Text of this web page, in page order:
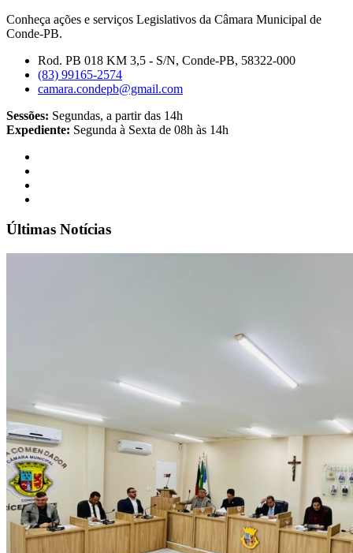
Conheça ações e serviços Legislativos da Câmara Municipal de
Conde-PB.
Rod. PB 018 KM 3,5 - S/N, Conde-PB, 58322-000
(83) 99165-2574
camara.condepb@gmail.com
Sessões: Segundas, a partir das 14h
Expediente: Segunda à Sexta de 08h às 14h
Últimas Notícias